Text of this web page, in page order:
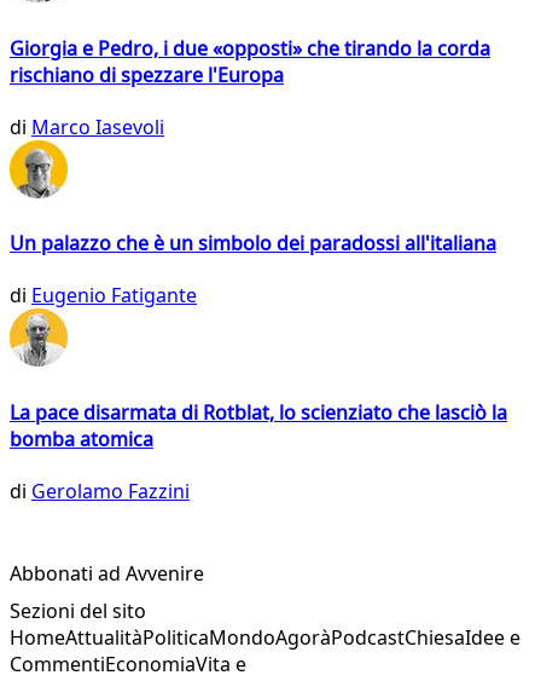
Giorgia e Pedro, i due «opposti» che tirando la corda
rischiano di spezzare l'Europa
di Marco Iasevoli
Un palazzo che è un simbolo dei paradossi all'italiana
di Eugenio Fatigante
La pace disarmata di Rotblat, lo scienziato che lasciò la
bomba atomica
di Gerolamo Fazzini
Abbonati ad Avvenire
Sezioni del sito
HomeAttualitàPoliticaMondoAgoràPodcastChiesaIdee e
CommentiEconomiaVita e